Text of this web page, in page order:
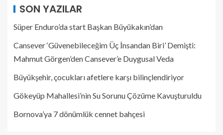
SON YAZILAR
Süper Enduro’da start Başkan Büyükakın’dan
Cansever ‘Güvenebileceğim Üç İnsandan Biri’ Demişti:
Mahmut Görgen’den Cansever’e Duygusal Veda
Büyükşehir, çocukları afetlere karşı bilinçlendiriyor
Gökeyüp Mahallesi’nin Su Sorunu Çözüme Kavuşturuldu
Bornova’ya 7 dönümlük cennet bahçesi